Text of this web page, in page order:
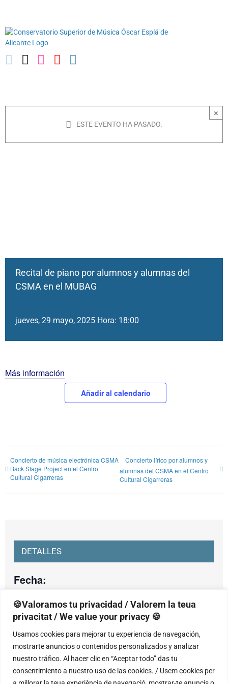
🍪Valoramos tu privacidad / Valorem la teua
privacitat / We value your privacy 🍪
Usamos cookies para mejorar tu experiencia de navegación,
mostrarte anuncios o contenidos personalizados y analizar
nuestro tráfico. Al hacer clic en “Aceptar todo” das tu
consentimiento a nuestro uso de las cookies. / Usem cookies per
contenido
×
ESTE EVENTO HA PASADO.
Recital de piano por alumnos y alumnas del
CSMA en el MUBAG
jueves, 29 mayo, 2025 Hora: 18:00
Más información
Añadir al calendario
Concierto de música electrónica CSMA
Back Stage Project en el Centro
Cultural Cigarreras
Concierto lírico por alumnos y
alumnas del CSMA en el Centro
Cultural Cigarreras
DETALLES
Fecha:
jueves, 29 mayo, 2025
Hora:
18:00 - 19:00
RECINTO